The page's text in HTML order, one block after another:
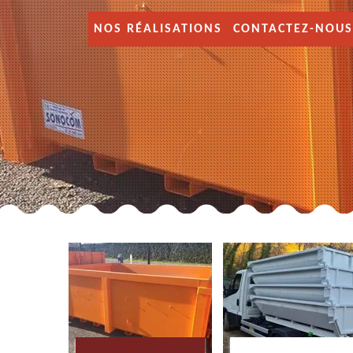
NOS RÉALISATIONS CONTACTEZ-